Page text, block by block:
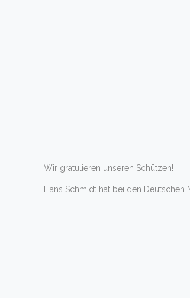
Wir gratulieren unseren Schützen!
Hans Schmidt hat bei den